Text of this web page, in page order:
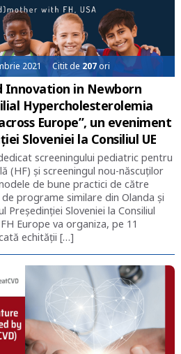
2021 Citit de 207ori
Innovation in Newborn
Hypercholesterolemia
Europe”, un eveniment
Sloveniei la Consiliul UE
screeningului pediatric pentru
(HF) și screeningul nou-născuților
de bune practici de către
programe similare din Olanda și
Președinției Sloveniei la Consiliul
Europe va organiza, pe 11
echității […]